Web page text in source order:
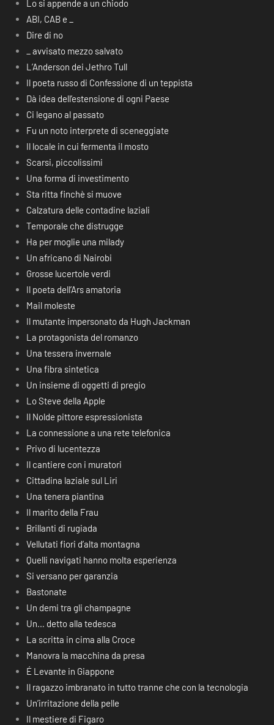
Lo si appende a un chiodo
ABI, CAB e _
Dire di no
_ avvisato mezzo salvato
L’Anderson dei Jethro Tull
Il poeta russo di Confessione di un teppista
Dà idea dell’estensione di ogni Paese
Ci legano al passato
Fu un noto interprete di sceneggiate
Il locale in cui fermenta il mosto
Scarsi, piccolissimi
Una forma di investimento
Sta ritta finchè si muove
Calzatura delle contadine laziali
Temporale che distrugge
Ha per moglie una milady
Un africano di Nairobi
Grosse lucertole verdi
Il poeta dell’Ars amatoria
Mail moleste
Il mutante impersonato da Hugh Jackman
La protagonista del romanzo
Una tessera invernale
Una fibra sintetica
Un insieme di oggetti di pregio
Lo Steve della Apple
Il Nolde pittore espressionista
La connessione a una rete telefonica
Privo di lucentezza
Il cantiere con i muratori
Cittadina laziale sul Liri
Una tenera piantina
Il marito della Frau
Brillanti di rugiada
Vellutati fiori d’alta montagna
Quelli navigati hanno molta esperienza
Si versano per garanzia
Bastonate
Un demi tra gli champagne
Un… detto alla tedesca
La scritta in cima alla Croce
Manovra la macchina da presa
É Levante in Giappone
Il ragazzo imbranato in tutto tranne che con la tecnologia
Un’irritazione della pelle
Il mestiere di Figaro